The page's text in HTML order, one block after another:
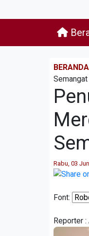
BERANDA
Rabu, 03
Font:
Reporter :